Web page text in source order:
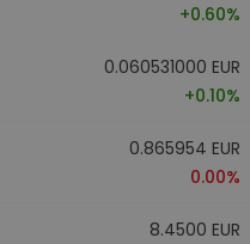
+0.60%
0.060531000 EUR
+0.10%
0.865954 EUR
0.00%
8.4500 EUR